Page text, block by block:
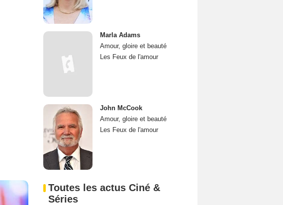
Marla Adams
Amour, gloire et beauté
Les Feux de l'amour
John McCook
Amour, gloire et beauté
Les Feux de l'amour
Toutes les actus Ciné &
Séries